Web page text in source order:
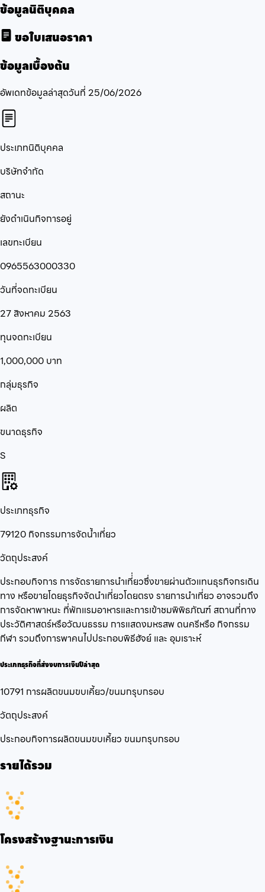
ข้อมูลนิติบุคคล
ขอใบเสนอราคา
ข้อมูลเบื้องต้น
อัพเดทข้อมูลล่าสุดวันที่ 25/06/2026
ประเภทนิติบุคคล
บริษัทจำกัด
สถานะ
ยังดำเนินกิจการอยู่
เลขทะเบียน
0965563000330
วันที่จดทะเบียน
27 สิงหาคม 2563
ทุนจดทะเบียน
1,000,000 บาท
กลุ่มธุรกิจ
ผลิต
ขนาดธุรกิจ
S
ประเภทธุรกิจ
79120 กิจกรรมการจัดน้ำเที่ยว
วัตถุประสงค์
ประกอบกิจการ การจัดรายการนำเที่่ยวซึ่งขายผ่านตัวแทนธุรกิจกรเดิน
ทาง หรือขายโดยธุรกิจจัดนำเที่ยวโดยตรง รายการนำเที่ยว อาจรวมถึง
การจัดหาพาหนะ ที่พักแรมอาหารและการเข้าชมพิพิธภัณฑ์ สถานที่ทาง
ประวัติศาสตร์หรือวัฒนธรรม การแสดงมหรสพ ดนครีหรือ กิจกรรม
กีฬา รวมถึงการพาคนไปประกอบพิธีฮัจย์ และ อุมเราะห์
ประเภทธุรกิจที่ส่งงบการเงินปีล่าสุด
10791 การผลิตขนมขบเคี้ยว/ขนมกรุบกรอบ
วัตถุประสงค์
ประกอบกิจการผลิตขนมขบเคี้ยว ขนมกรุบกรอบ
รายได้รวม
โครงสร้างฐานะการเงิน